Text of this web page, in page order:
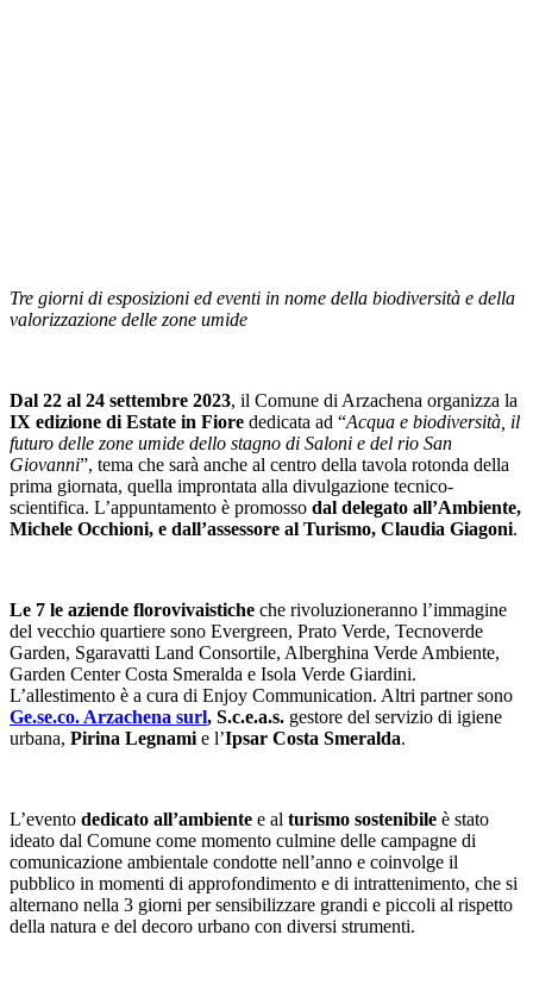
Tre giorni di esposizioni ed eventi in nome della biodiversità e della
valorizzazione delle zone umide
Dal 22 al 24 settembre 2023, il Comune di Arzachena organizza la
IX edizione di Estate in Fiore dedicata ad “Acqua e biodiversità, il
futuro delle zone umide dello stagno di Saloni e del rio San
Giovanni”, tema che sarà anche al centro della tavola rotonda della
prima giornata, quella improntata alla divulgazione tecnico-
scientifica. L’appuntamento è promosso dal delegato all’Ambiente,
Michele Occhioni, e dall’assessore al Turismo, Claudia Giagoni.
Le 7 le aziende florovivaistiche che rivoluzioneranno l’immagine
del vecchio quartiere sono Evergreen, Prato Verde, Tecnoverde
Garden, Sgaravatti Land Consortile, Alberghina Verde Ambiente,
Garden Center Costa Smeralda e Isola Verde Giardini.
L’allestimento è a cura di Enjoy Communication. Altri partner sono
Ge.se.co. Arzachena surl, S.c.e.a.s. gestore del servizio di igiene
urbana, Pirina Legnami e l’Ipsar Costa Smeralda.
L’evento dedicato all’ambiente e al turismo sostenibile è stato
ideato dal Comune come momento culmine delle campagne di
comunicazione ambientale condotte nell’anno e coinvolge il
pubblico in momenti di approfondimento e di intrattenimento, che si
alternano nella 3 giorni per sensibilizzare grandi e piccoli al rispetto
della natura e del decoro urbano con diversi strumenti.